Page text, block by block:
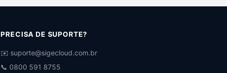
PRECISA DE SUPORTE?
✉️ suporte@sigecloud.com.br
📞 0800 591 8755